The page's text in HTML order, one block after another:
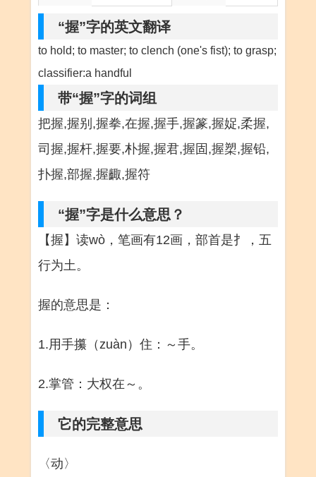
“握”字的英文翻译
to hold; to master; to clench (one's fist); to grasp;
classifier:a handful
带“握”字的词组
把握,握别,握拳,在握,握手,握篆,握娖,柔握,
司握,握杆,握要,朴握,握君,握固,握槊,握铅,
扑握,部握,握齱,握符
“握”字是什么意思？
【握】读wò，笔画有12画，部首是扌，五
行为土。
握的意思是：
1.用手攥（zuàn）住：～手。
2.掌管：大权在～。
它的完整意思
〈动〉